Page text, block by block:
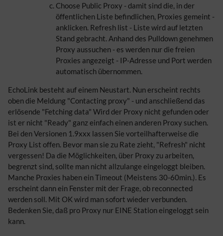
Choose Public Proxy - damit sind die, in der
öffentlichen Liste befindlichen, Proxies gemeint -
anklicken. Refresh list - Liste wird auf letzten
Stand gebracht. Anhand des Pulldown genehmen
Proxy aussuchen - es werden nur die freien
Proxies angezeigt - IP-Adresse und Port werden
automatisch übernommen.
EchoLink besteht auf einem Neustart. Nun erscheint rechts
oben die Meldung "Contacting proxy" - und anschließend das
erlösende "Fetching data" Wird der Proxy nicht gefunden oder
ist er nicht "Ready" ganz einfach einen anderen Proxy suchen.
Bei den Versionen 1.9xxx lassen Sie vorteilhafterweise die
Proxy List offen. Bevor man sie zu Rate zieht, "Refresh" nicht
vergessen! Da die Möglichkeiten, über Proxy zu arbeiten,
begrenzt sind, sollte man nicht allzulange eingeloggt bleiben.
Manche Proxies haben ein Timeout (Meistens 30-60min.). Es
erscheint dann ein Fenster mit der Frage, ob reconnected
werden soll. Mit OK wird man sofort wieder verbunden.
Bedenken Sie, daß pro Proxy nur EINE Station eingeloggt sein
kann.